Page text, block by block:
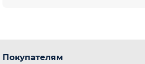
Покупателям